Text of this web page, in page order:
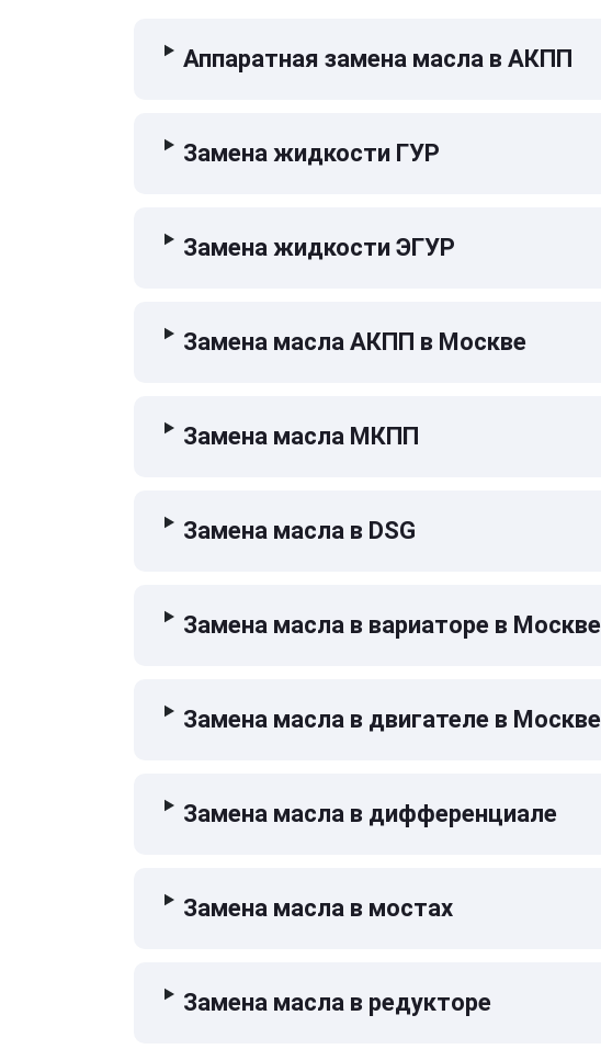
Аппаратная замена масла в АКПП
Замена жидкости ГУР
Замена жидкости ЭГУР
Замена масла АКПП в Москве
Замена масла МКПП
Замена масла в DSG
Замена масла в вариаторе в Москве
Замена масла в двигателе в Москве
Замена масла в дифференциале
Замена масла в мостах
Замена масла в редукторе